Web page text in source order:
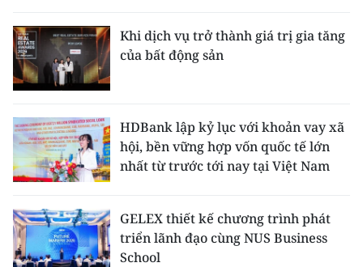
Khi dịch vụ trở thành giá trị gia tăng
của bất động sản
HDBank lập kỷ lục với khoản vay xã
hội, bền vững hợp vốn quốc tế lớn
nhất từ trước tới nay tại Việt Nam
GELEX thiết kế chương trình phát
triển lãnh đạo cùng NUS Business
School